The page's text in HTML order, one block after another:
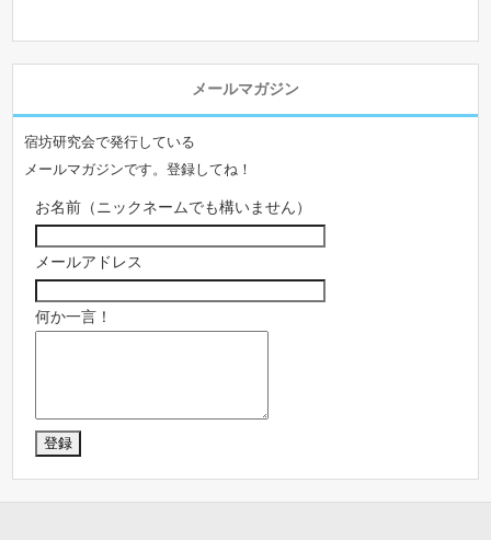
メールマガジン
宿坊研究会で発行している
メールマガジンです。登録してね！
お名前（ニックネームでも構いません）
メールアドレス
何か一言！